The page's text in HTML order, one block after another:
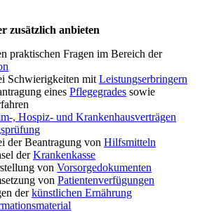
zusätzlich anbieten
praktischen Fragen im Bereich der
Schwierigkeiten mit Leistungserbringern
eines Pflegegrades sowie
, Hospiz- und Krankenhausverträgen
der Beantragung von Hilfsmitteln
derKrankenkasse
von Vorsorgedokumenten
von Patientenverfügungen
derkünstlichen Ernährung